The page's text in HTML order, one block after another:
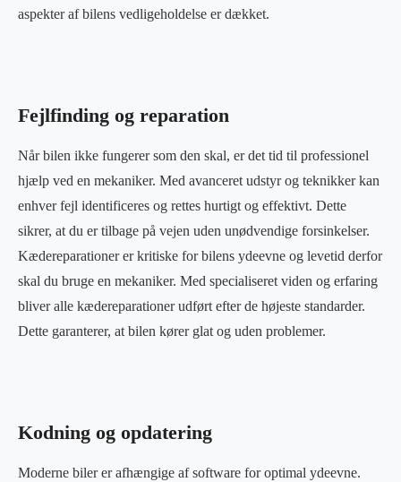
aspekter af bilens vedligeholdelse er dækket.
Fejlfinding og reparation
Når bilen ikke fungerer som den skal, er det tid til professionel
hjælp ved en mekaniker. Med avanceret udstyr og teknikker kan
enhver fejl identificeres og rettes hurtigt og effektivt. Dette
sikrer, at du er tilbage på vejen uden unødvendige forsinkelser.
Kædereparationer er kritiske for bilens ydeevne og levetid derfor
skal du bruge en mekaniker. Med specialiseret viden og erfaring
bliver alle kædereparationer udført efter de højeste standarder.
Dette garanterer, at bilen kører glat og uden problemer.
Kodning og opdatering
Moderne biler er afhængige af software for optimal ydeevne.